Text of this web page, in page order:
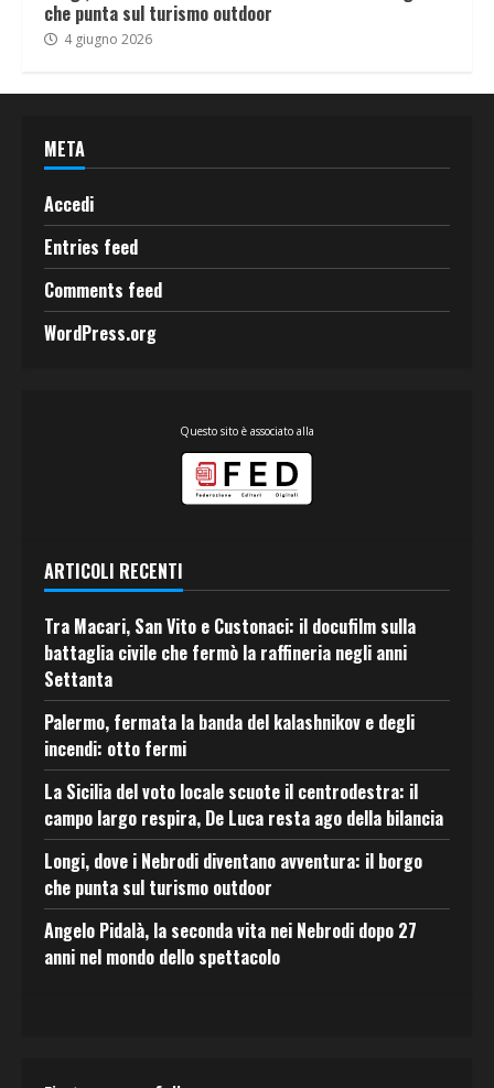
che punta sul turismo outdoor
4 giugno 2026
META
Accedi
Entries feed
Comments feed
WordPress.org
Questo sito è associato alla
ARTICOLI RECENTI
Tra Macari, San Vito e Custonaci: il docufilm sulla
battaglia civile che fermò la raffineria negli anni
Settanta
Palermo, fermata la banda del kalashnikov e degli
incendi: otto fermi
La Sicilia del voto locale scuote il centrodestra: il
campo largo respira, De Luca resta ago della bilancia
Longi, dove i Nebrodi diventano avventura: il borgo
che punta sul turismo outdoor
Angelo Pidalà, la seconda vita nei Nebrodi dopo 27
anni nel mondo dello spettacolo